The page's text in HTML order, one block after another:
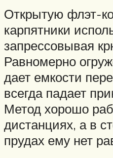
Открытую флэт-
карпятники
запрессовывая
Равномерно
дает емкости
всегда падает
Метод хорошо
дистанциях, а в
прудах ему нет